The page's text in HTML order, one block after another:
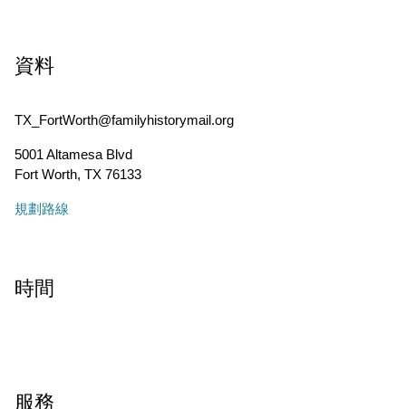
資料
TX_FortWorth@familyhistorymail.org
5001 Altamesa Blvd
Fort Worth, TX 76133
規劃路線
時間
服務